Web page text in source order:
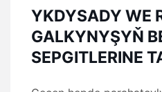
YKDYSADY WE
GALKYNYŞYŇ
SEPGITLERINE